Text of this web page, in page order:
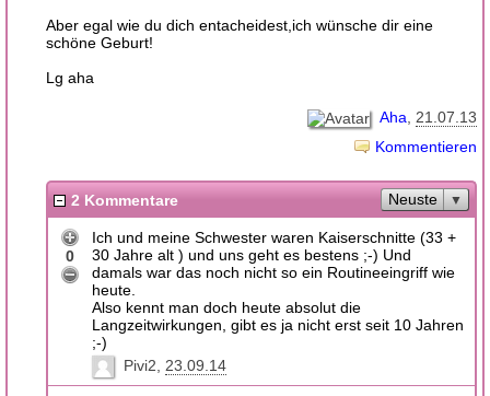
Aber egal wie du dich entacheidest,ich wünsche dir eine
schöne Geburt!
Lg aha
Aha
21.07.13
Kommentieren
2 Kommentare Neuste
0
Ich und meine Schwester waren Kaiserschnitte (33 +
30 Jahre alt ) und uns geht es bestens ;-) Und
damals war das noch nicht so ein Routineeingriff wie
heute.
Also kennt man doch heute absolut die
Langzeitwirkungen, gibt es ja nicht erst seit 10 Jahren
;-)
Pivi2
23.09.14